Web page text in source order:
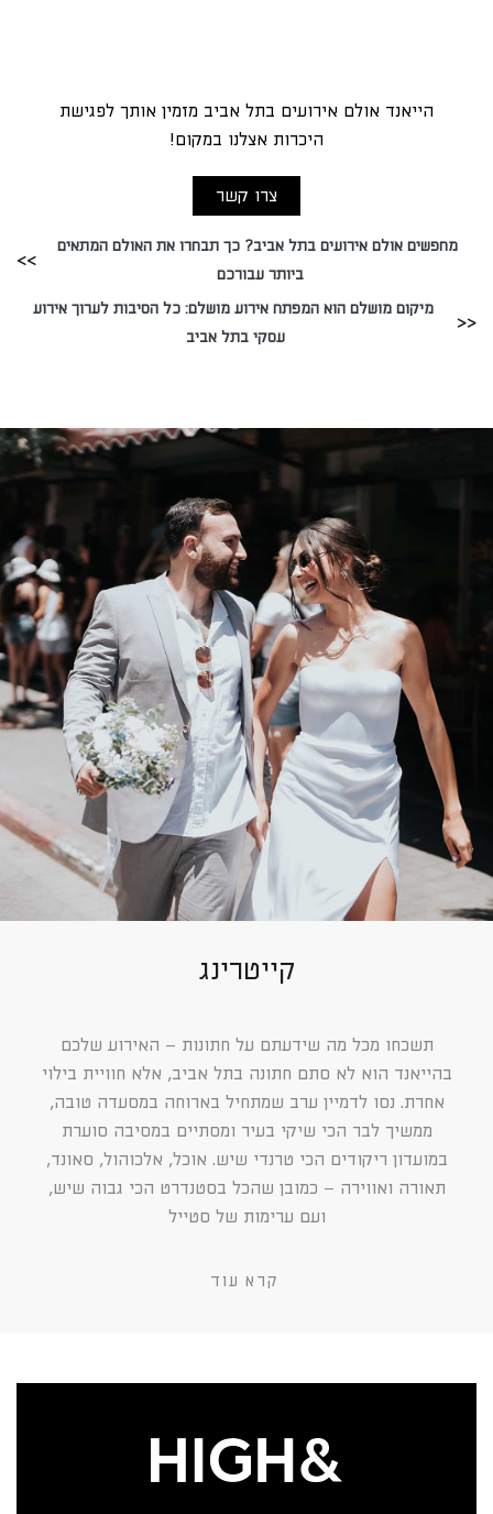
הייאנד אולם אירועים בתל אביב מזמין אותך לפגישת
היכרות אצלנו במקום!
צרו קשר
מחפשים אולם אירועים בתל אביב? כך תבחרו את האולם המתאים
ביותר עבורכם
מיקום מושלם הוא המפתח אירוע מושלם: כל הסיבות לערוך אירוע
עסקי בתל אביב
קייטרינג
תשכחו מכל מה שידעתם על חתונות – האירוע שלכם
בהייאנד הוא לא סתם חתונה בתל אביב, אלא חוויית בילוי
אחרת. נסו לדמיין ערב שמתחיל בארוחה במסעדה טובה,
ממשיך לבר הכי שיקי בעיר ומסתיים במסיבה סוערת
במועדון ריקודים הכי טרנדי שיש. אוכל, אלכוהול, סאונד,
תאורה ואווירה – כמובן שהכל בסטנדרט הכי גבוה שיש,
ועם ערימות של סטייל
קרא עוד